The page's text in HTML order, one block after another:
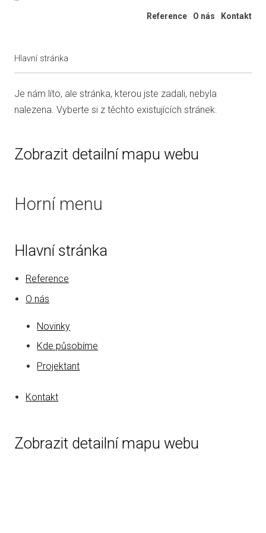
Reference O nás Kontakt
Hlavní stránka
Je nám líto, ale stránka, kterou jste zadali, nebyla
nalezena. Vyberte si z těchto existujících stránek.
Zobrazit detailní mapu webu
Horní menu
Hlavní stránka
Reference
O nás
Novinky
Kde působíme
Projektant
Kontakt
Zobrazit detailní mapu webu